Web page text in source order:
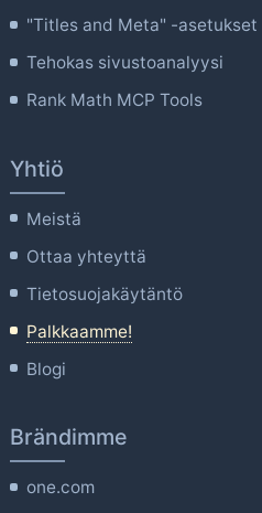
"Titles and Meta" -asetukset
Tehokas sivustoanalyysi
Rank Math MCP Tools
Yhtiö
Meistä
Ottaa yhteyttä
Tietosuojakäytäntö
Palkkaamme!
Blogi
Brändimme
one.com